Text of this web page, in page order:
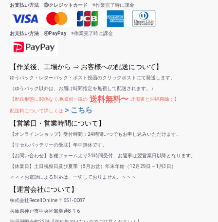
お支払い方法 ③クレジットカード ※作業完了時に課金
お支払い方法 ④PayPay※作業完了時に課金
【作業後、工場から ⇒ お客様への配送について】
ゆうパック・レターパック・ポスト投函のクリックポストにて発送します。
（ゆうパック以外は、お届け時間指定を無視して配送されます。）
【配送形態に関係なく地域別一律の 送料無料〜 北海道と沖縄県除く】
配送料について詳しくは ＞こちら
【営業日・営業時間について】
【オンラインショップ】受付時間：24時間いつでもお申し込みいただけます。
【リセルバッテリーの受取】年中無休です。
【お問い合わせ】各種フォームより24時間受付、お返事は翌営業日以降となります。
【休業日】土日祝祭日及び夏季（8月お盆）年末年始（12月29日～1月3日）
＜＜＜お電話による対応は、一切しておりません。＞＞＞
【運営会社について】
株式会社RecellOnline 〒651-0087
兵庫県神戸市中央区卸幸通8-1-6